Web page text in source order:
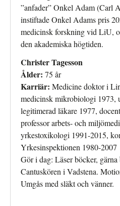
”anfader” Onkel Adam (Carl
instiftade Onkel Adams pris
medicinsk forskning vid LiU,
den akademiska högtiden.
Christer Tagesson
Ålder: 75 år
Karriär: Medicine doktor i
medicinsk mikrobiologi 1973,
legitimerad läkare 1977,
professor arbets- och
yrkestoxikologi 1991-2015,
Yrkesinspektionen 1980-2007
Gör i dag: Läser böcker,
Cantuskören i Vadstena.
Umgås med släkt och vänner.